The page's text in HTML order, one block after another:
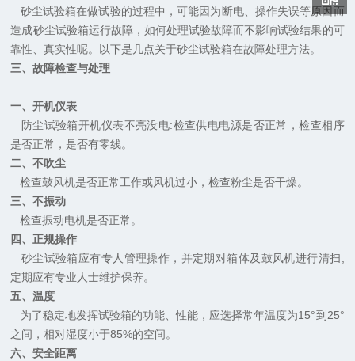
砂尘试验箱在做试验的过程中，可能因为断电、操作失误等原因而
造成砂尘试验箱运行故障，如何处理试验故障而不影响试验结果的可
靠性、真实性呢。以下是几点关于砂尘试验箱在故障处理方法。
三、故障检查与处理
一、开机仪表
防尘试验箱开机仪表不亮没电:检查供电电源是否正常，检查相序
是否正常，是否有零线。
二、不吹尘
检查鼓风机是否正常工作或风机过小，检查粉尘是否干燥。
三、不振动
检查振动电机是否正常。
四、正规操作
砂尘试验箱应有专人管理操作，并定期对箱体及鼓风机进行清扫,
定期应有专业人士维护保养。
五、温度
为了稳定地发挥试验箱的功能、性能，应选择常年温度为15°到25°
之间，相对湿度小于85%的空间。
六、安全距离